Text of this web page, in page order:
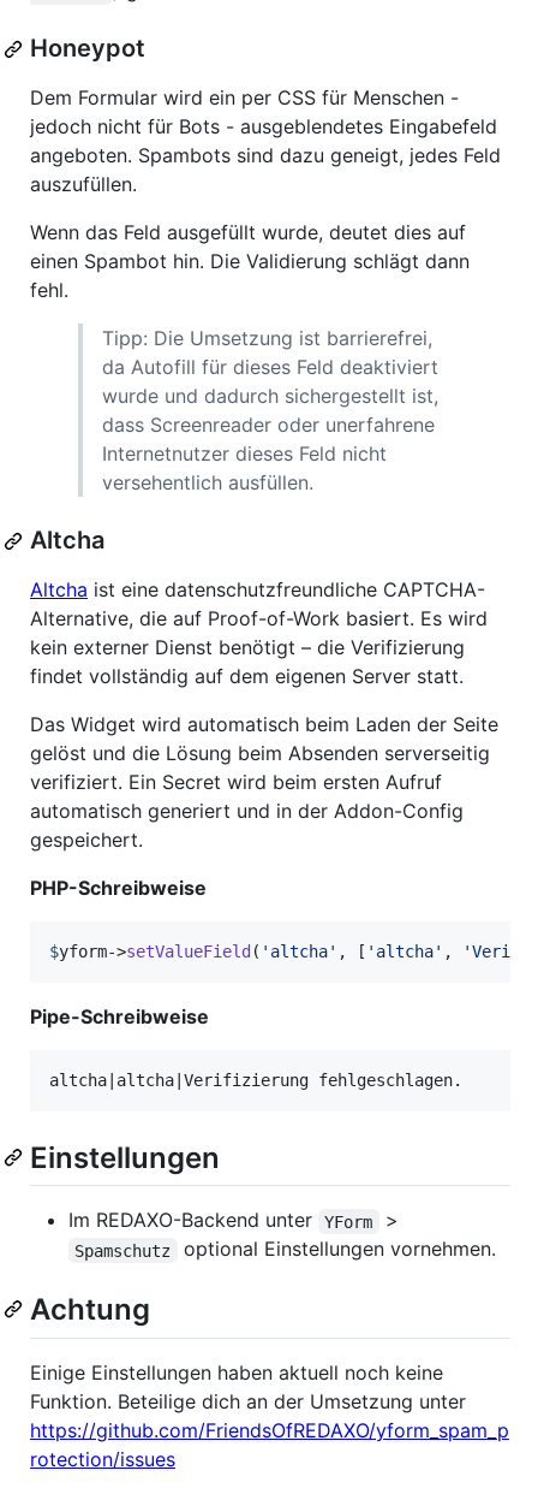
Honeypot
Dem Formular wird ein per CSS für Menschen -
jedoch nicht für Bots - ausgeblendetes Eingabefeld
angeboten. Spambots sind dazu geneigt, jedes Feld
auszufüllen.
Wenn das Feld ausgefüllt wurde, deutet dies auf
einen Spambot hin. Die Validierung schlägt dann
fehl.
Tipp: Die Umsetzung ist barrierefrei,
da Autofill für dieses Feld deaktiviert
wurde und dadurch sichergestellt ist,
dass Screenreader oder unerfahrene
Internetnutzer dieses Feld nicht
versehentlich ausfüllen.
Altcha
Altcha ist eine datenschutzfreundliche CAPTCHA-
Alternative, die auf Proof-of-Work basiert. Es wird
kein externer Dienst benötigt – die Verifizierung
findet vollständig auf dem eigenen Server statt.
Das Widget wird automatisch beim Laden der Seite
gelöst und die Lösung beim Absenden serverseitig
verifiziert. Ein Secret wird beim ersten Aufruf
automatisch generiert und in der Addon-Config
gespeichert.
PHP-Schreibweise
$yform->setValueField ( ' altcha' , [ ' altcha' , '
Pipe-Schreibweise
Einstellungen
Im REDAXO-Backend unter YForm >
Spamschutz optional Einstellungen vornehmen.
Achtung
Einige Einstellungen haben aktuell noch keine
Funktion. Beteilige dich an der Umsetzung unter
https://github.com/FriendsOfREDAXO/yform_spam_p
rotection/issues